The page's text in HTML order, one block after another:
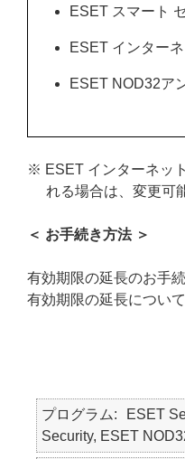
ESET スマート
ESET インター
ESET NOD32ア
※ ESET インターネッ
れる場合は、変更可
＜ お手続き方法 ＞
有効期限の延長のお手
有効期限の延長につい
プログラム
ESET
Security, ESET